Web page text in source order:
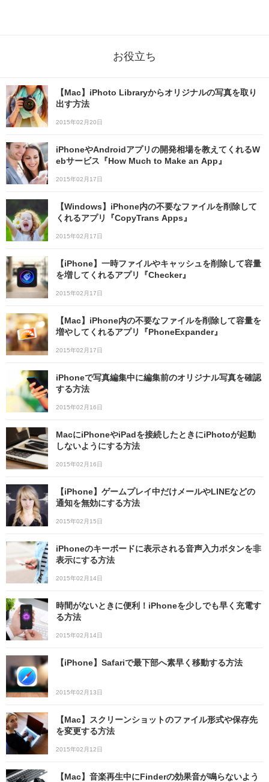
お役立ち
【Mac】iPhoto Libraryからオリジナルの写真を取り
出す方法
2015年02月20日
iPhoneやAndroidアプリの開発相場を教えてくれるW
ebサービス『How Much to Make an App』
2015年02月17日
【Windows】iPhone内の不要なファイルを削除して
くれるアプリ『CopyTrans Apps』
2015年02月17日
【iPhone】一時ファイルやキャッシュを削除して容量
を増してくれるアプリ『Checker』
2015年02月17日
【Mac】iPhone内の不要なファイルを削除して容量を
増やしてくれるアプリ『PhoneExpander』
2015年02月17日
iPhoneで写真編集中に編集前のオリジナル写真を確認
する方法
2015年02月16日
MacにiPhoneやiPadを接続したときにiPhotoが起動
しないようにする方法
2015年02月16日
【iPhone】ゲームプレイ中だけメールやLINEなどの
通知を無効にする方法
2015年02月15日
iPhoneのキーボードに表示される音声入力ボタンを非
表示にする方法
2015年02月14日
時間がないときに便利！iPhoneを少しでも早く充電す
る方法
2015年02月14日
【iPhone】Safariで最下部へ素早く移動する方法
2015年02月13日
【Mac】スクリーンショットのファイル形式や保存先
を変更する方法
2015年02月12日
【Mac】音楽再生中にFinderの効果音が鳴らないよう